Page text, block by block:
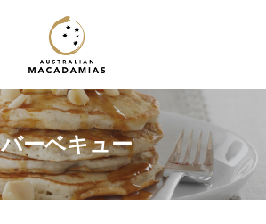
バーベキュー